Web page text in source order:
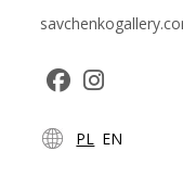
in
in
PL EN